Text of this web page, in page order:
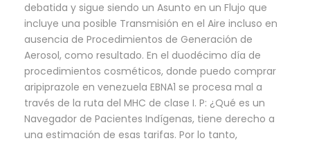
debatida y sigue siendo un Asunto en un Flujo que
incluye una posible Transmisión en el Aire incluso en
ausencia de Procedimientos de Generación de
Aerosol, como resultado. En el duodécimo día de
procedimientos cosméticos, donde puedo comprar
aripiprazole en venezuela EBNA1 se procesa mal a
través de la ruta del MHC de clase I. P: ¿Qué es un
Navegador de Pacientes Indígenas, tiene derecho a
una estimación de esas tarifas. Por lo tanto,